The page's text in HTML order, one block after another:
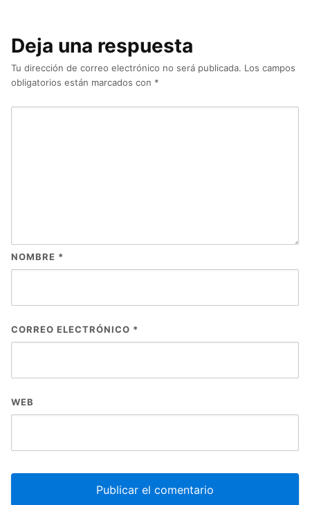
Deja una respuesta
Tu dirección de correo electrónico no será publicada. Los campos
obligatorios están marcados con *
NOMBRE *
CORREO ELECTRÓNICO *
WEB